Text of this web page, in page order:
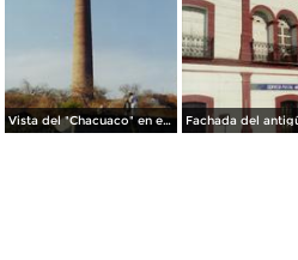
Vista del "Chacuaco" en el antigüo mineral de Guadalupe. Huitzuco de los Figueroa, Gro.